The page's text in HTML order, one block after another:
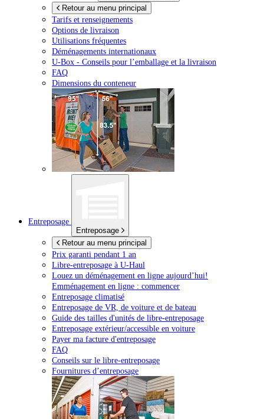
Retour au menu principal
Tarifs et renseignements
Options de livraison
Utilisations fréquentes
Déménagements internationaux
U-Box - Conseils pour l’emballage et la livraison
FAQ
Dimensions du conteneur
Entreposage
Entreposage
Retour au menu principal
Prix garanti pendant 1 an
Libre-entreposage à U-Haul
Louez un déménagement en ligne aujourd’hui!
Emménagement en ligne : commencer
Entreposage climatisé
Entreposage de VR, de voiture et de bateau
Guide des tailles d'unités de libre-entreposage
Entreposage extérieur/accessible en voiture
Payer ma facture d'entreposage
FAQ
Conseils sur le libre-entreposage
Fournitures d’entreposage